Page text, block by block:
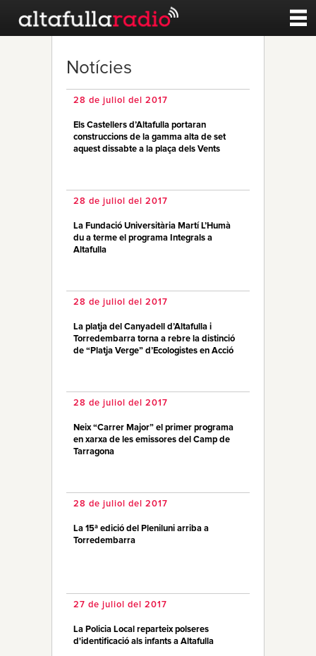
Esports
Qui Som
Notícies
28 de juliol del 2017
Els Castellers d’Altafulla portaran
construccions de la gamma alta de set
aquest dissabte a la plaça dels Vents
28 de juliol del 2017
La Fundació Universitària Martí L’Humà
du a terme el programa Integrals a
Altafulla
28 de juliol del 2017
La platja del Canyadell d’Altafulla i
Torredembarra torna a rebre la distinció
de “Platja Verge” d’Ecologistes en Acció
28 de juliol del 2017
Neix “Carrer Major” el primer programa
en xarxa de les emissores del Camp de
Tarragona
28 de juliol del 2017
La 15ª edició del Pleniluni arriba a
Torredembarra
27 de juliol del 2017
La Policia Local reparteix polseres
d'identificació als infants a Altafulla